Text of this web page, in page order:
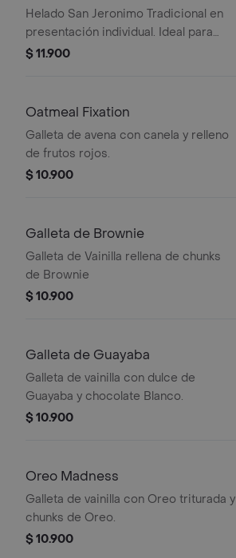
Helado San Jeronimo Tradicional en
presentación individual. Ideal para
disfrutar en cualquier momento.
$ 11.900
Oatmeal Fixation
Galleta de avena con canela y relleno
de frutos rojos.
$ 10.900
Galleta de Brownie
Galleta de Vainilla rellena de chunks
de Brownie
$ 10.900
Galleta de Guayaba
Galleta de vainilla con dulce de
Guayaba y chocolate Blanco.
$ 10.900
Oreo Madness
Galleta de vainilla con Oreo triturada y
chunks de Oreo.
$ 10.900